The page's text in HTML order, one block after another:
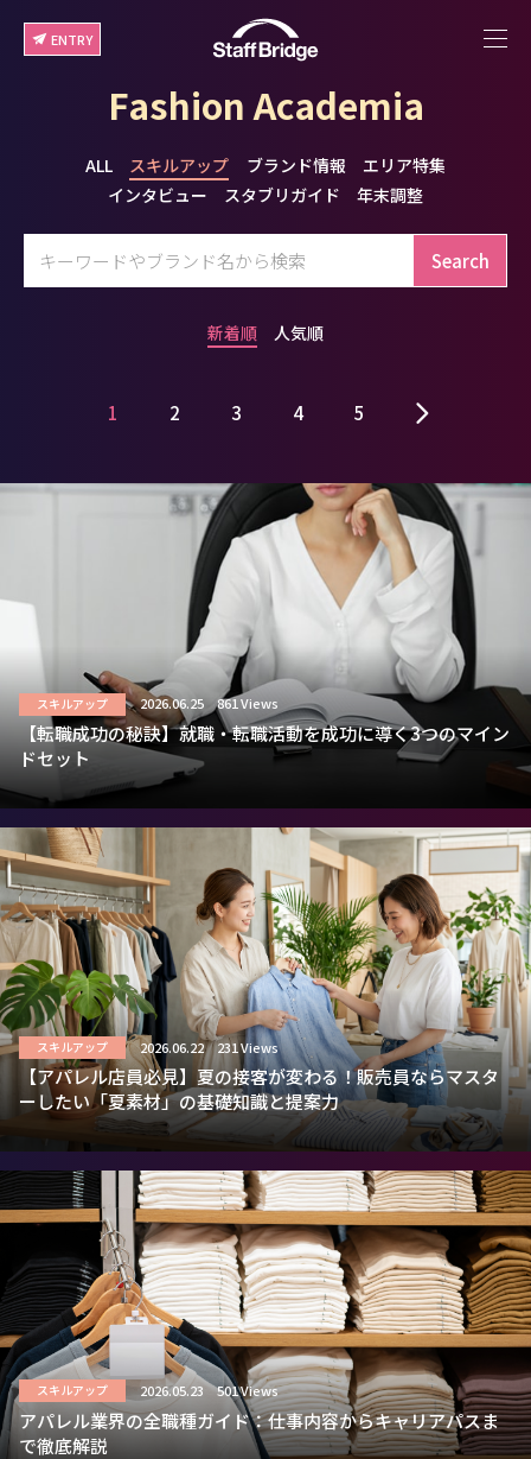
ENTRY
Fashion Academia
ALL スキルアップ ブランド情報
エリア特集
インタビュー
スタブリガイド 年末調整
Search
新着順 人気順
1 2 3 4 5
スキルアップ 2026.06.25 861 Views
【転職成功の秘訣】就職・転職活動を成功に導く3つのマイン
ドセット
スキルアップ 2026.06.22 231 Views
【アパレル店員必見】夏の接客が変わる！販売員ならマスタ
ーしたい「夏素材」の基礎知識と提案力
スキルアップ 2026.05.23 501 Views
アパレル業界の全職種ガイド：仕事内容からキャリアパスま
で徹底解説